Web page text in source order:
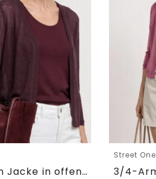
3/4-Arm Jacke in offener Passform
Street One